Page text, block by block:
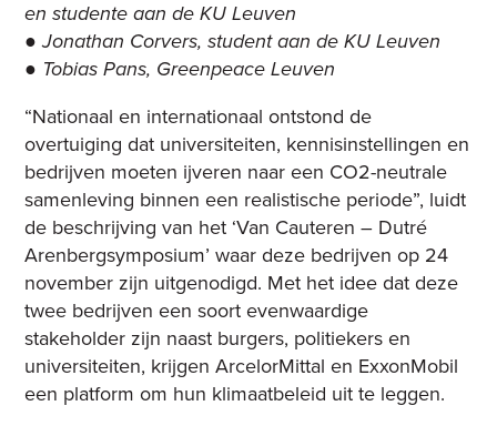
en studente aan de KU Leuven
● Jonathan Corvers, student aan de KU Leuven
● Tobias Pans, Greenpeace Leuven
“Nationaal en internationaal ontstond de
overtuiging dat universiteiten, kennisinstellingen en
bedrijven moeten ijveren naar een CO2-neutrale
samenleving binnen een realistische periode”, luidt
de beschrijving van het ‘Van Cauteren – Dutré
Arenbergsymposium’ waar deze bedrijven op 24
november zijn uitgenodigd. Met het idee dat deze
twee bedrijven een soort evenwaardige
stakeholder zijn naast burgers, politiekers en
universiteiten, krijgen ArcelorMittal en ExxonMobil
een platform om hun klimaatbeleid uit te leggen.